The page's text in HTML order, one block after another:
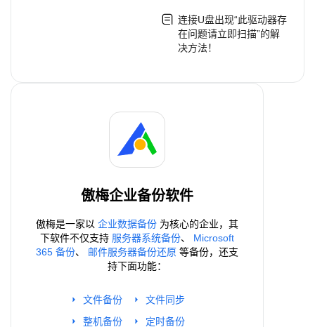
连接U盘出现“此驱动器存
在问题请立即扫描”的解
决方法！
傲梅企业备份软件
傲梅是一家以 企业数据备份 为核心的企业，其
下软件不仅支持 服务器系统备份、 Microsoft
365 备份、 邮件服务器备份还原 等备份，还支
持下面功能：
文件备份
整机备份
文件同步
定时备份